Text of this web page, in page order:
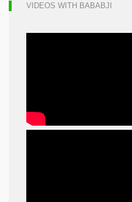
VIDEOS WITH BABABJI